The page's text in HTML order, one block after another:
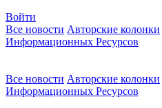
Войти
Все новости Авторские колонки
Информационных Ресурсов
Все новости Авторские колонки
Информационных Ресурсов